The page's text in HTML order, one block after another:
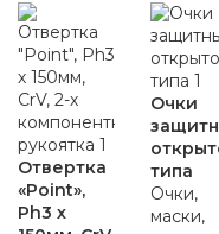
Отвертка
«Point»,
Ph3 х
Очки
типа
Очки,
маски,